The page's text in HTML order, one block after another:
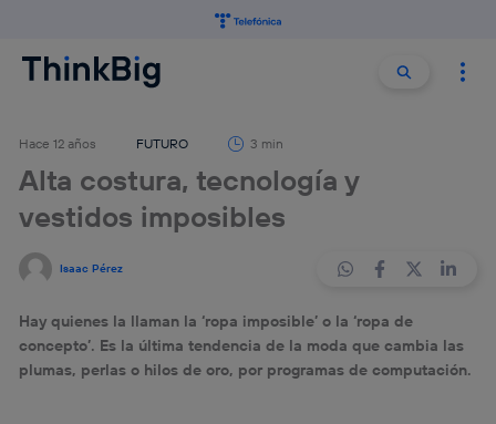
Buscar
Hace 12 años FUTURO 3 min
Alta costura, tecnología y
vestidos imposibles
Isaac Pérez
Hay quienes la llaman la ‘ropa imposible’ o la ‘ropa de
concepto’. Es la última tendencia de la moda que cambia las
plumas, perlas o hilos de oro, por programas de computación.